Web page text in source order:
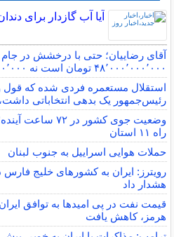
آیا آب گازدار برای
آقای رضاییان؛ حتی با درخشش در
۴۸٬۰۰۰٬۰۰۰٬۰۰۰ تومان است نه ۲۵۰٬۰۰۰٬۰۰۰٬۰۰۰
استقلال مستعمره فردی شده که قول
رئیس‌جمهور یک بدهی انتخاباتی داشت،
وضعیت جوی کشور
راه ۱۱ استان
حملات هوایی اسراییل به جنوب لبنان
رویترز: ایران به کشورهای خلیج فارس
هشدار داد
قیمت نفت در پی امیدها به توافق
هرمز، کاهش یافت